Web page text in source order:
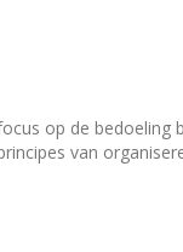
op de
van